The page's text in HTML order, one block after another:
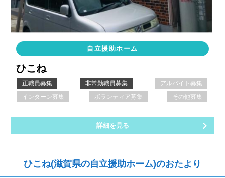
自立援助ホーム
ひこね
正職員募集 非常勤職員募集
アルバイト募集
インターン募集
ボランティア募集 その他募集
詳細を見る
ひこね(滋賀県の自立援助ホーム)のおたより